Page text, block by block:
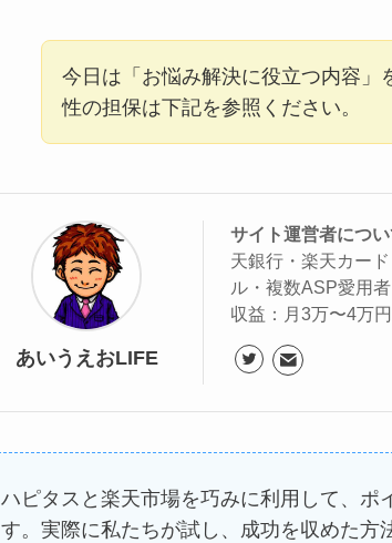
今日は「お悩み解決に役立つ内容」
性の担保は下記を参照ください。
あいうえおLIFE
サイト運営者につ
天銀行・楽天カー
ル・複数ASP愛用
収益：月3万〜4万円
ハピタスと楽天市場を巧みに利用して、ポ
す。実際に私たちが試し、成功を収めた方